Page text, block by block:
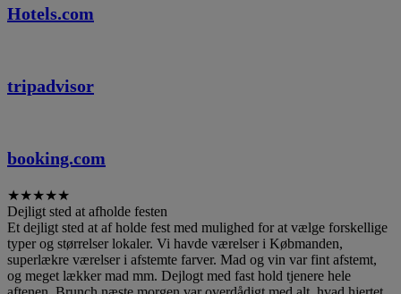
Hotels.com
tripadvisor
booking.com
★★★★★
Dejligt sted at afholde festen
Et dejligt sted at af holde fest med mulighed for at vælge forskellige
typer og størrelser lokaler. Vi havde værelser i Købmanden,
superlækre værelser i afstemte farver. Mad og vin var fint afstemt,
og meget lækker mad mm. Dejlogt med fast hold tjenere hele